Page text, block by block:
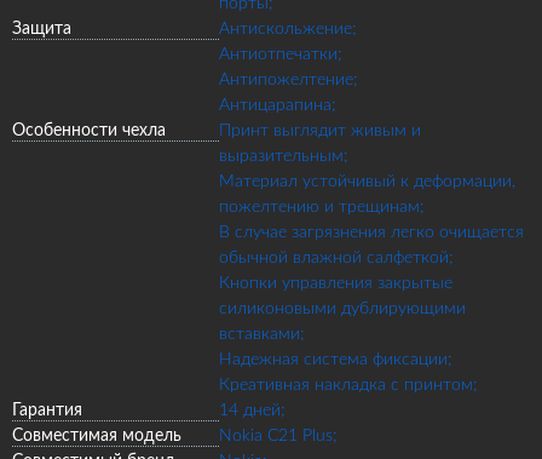
порты;
Защита
Антискольжение;
Антиотпечатки;
Антипожелтение;
Антицарапина;
Особенности чехла
Принт выглядит живым и
выразительным;
Материал устойчивый к деформации,
пожелтению и трещинам;
В случае загрязнения легко очищается
обычной влажной салфеткой;
Кнопки управления закрытые
силиконовыми дублирующими
вставками;
Надежная система фиксации;
Креативная накладка с принтом;
Гарантия
14 дней;
Совместимая модель
Nokia C21 Plus;